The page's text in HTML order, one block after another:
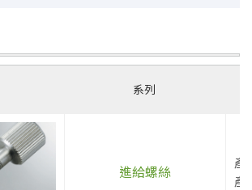
系列
進給螺絲
產
產